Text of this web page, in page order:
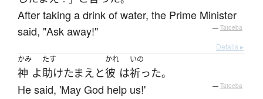
After taking a drink of water, the Prime Minister
said, "Ask away!"
— Tatoeba
Details ▸
かみ
神 よ
たす
助けたまえと
かれ
彼 は
いの
祈った。
He said, 'May God help us!' — Tatoeba